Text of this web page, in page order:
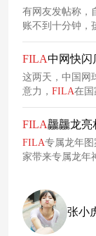
有网友发帖称，
账不到十分钟，
提议的，但最后
此事，FILA消费
FILA中网快闪
这两天，中国网
意力， FILA在国
万没想到，这个
了。
FILA龘龘龙亮
FILA专属龙年图
家带来专属龙年
张小